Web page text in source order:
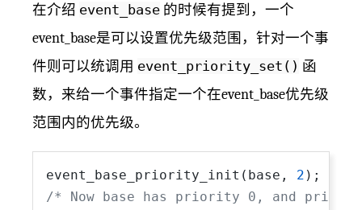
在介绍 event_base 的时候有提到，一个
event_base是可以设置优先级范围，针对一个事
件则可以统调用 event_priority_set() 函
数，来给一个事件指定一个在event_base优先级
范围内的优先级。
event_base_priority_init(base, 2
/* Now base has priority 0, and